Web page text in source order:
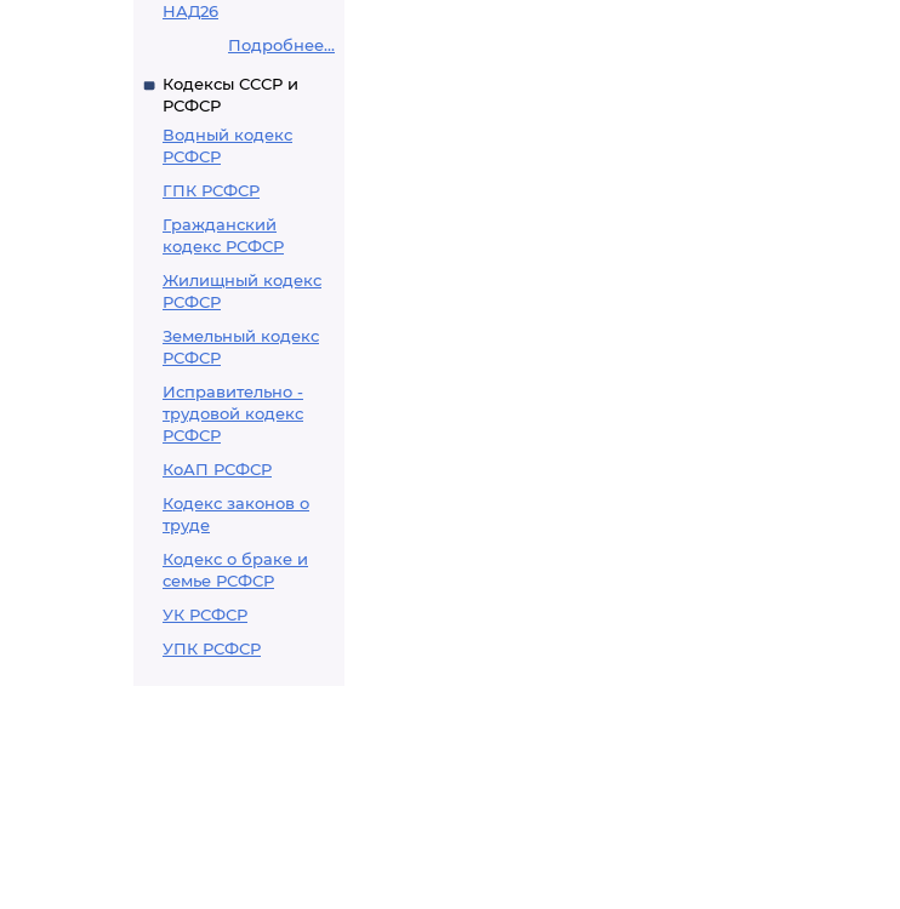
НАД26
Подробнее...
Кодексы СССР и
РСФСР
Водный кодекс
РСФСР
ГПК РСФСР
Гражданский
кодекс РСФСР
Жилищный кодекс
РСФСР
Земельный кодекс
РСФСР
Исправительно -
трудовой кодекс
РСФСР
КоАП РСФСР
Кодекс законов о
труде
Кодекс о браке и
семье РСФСР
УК РСФСР
УПК РСФСР